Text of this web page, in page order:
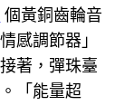
個黃銅齒輪音
感調節器」
著，彈珠臺
「能量超